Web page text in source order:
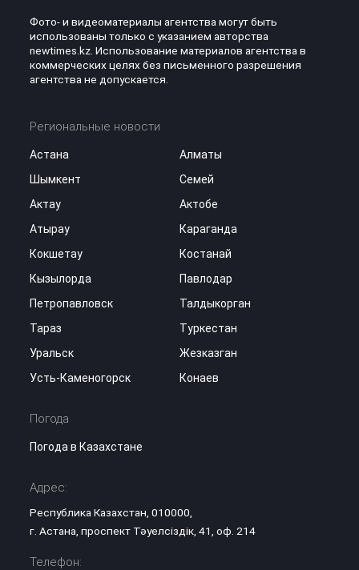
Фото- и видеоматериалы агентства могут быть
использованы только с указанием авторства
newtimes.kz. Использование материалов агентства в
коммерческих целях без письменного разрешения
агентства не допускается.
Региональные новости
Астана
Алматы
Шымкент
Семей
Актау
Актобе
Атырау
Караганда
Кокшетау
Костанай
Кызылорда
Павлодар
Петропавловск
Талдыкорган
Тараз
Туркестан
Уральск
Жезказган
Усть-Каменогорск
Конаев
Погода
Погода в Казахстане
Адрес:
Республика Казахстан, 010000,
г. Астана, проспект Тәуелсіздік, 41, оф. 214
Телефон: